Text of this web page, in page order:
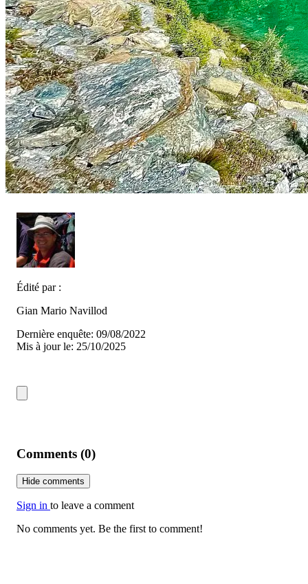
Édité par :
Gian Mario Navillod
Dernière enquête: 09/08/2022
Mis à jour le: 25/10/2025
Comments (0)
Hide comments
Sign in to leave a comment
No comments yet. Be the first to comment!